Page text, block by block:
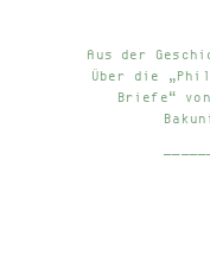
Aus der
Über die
Briefe“